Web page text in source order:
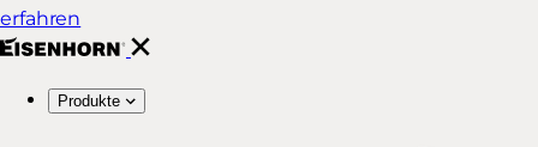
erfahren
Produkte